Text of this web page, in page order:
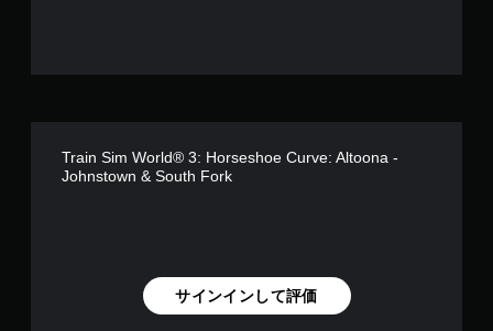
Train Sim World® 3: Horseshoe Curve: Altoona -
Johnstown & South Fork
サインインして評価